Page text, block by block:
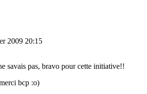
2009 20:15
savais pas, bravo pour cette initiative!!
bcp :o)